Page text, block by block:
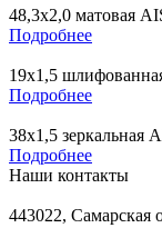
48,3х2,0 матовая
Подробнее
19х1,5
Подробнее
38х1,5 зеркальная
Подробнее
Наши контакты
443022, Самарская